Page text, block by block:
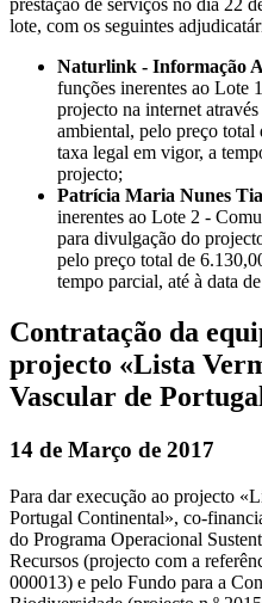
prestação de serviços no dia 22
lote, com os seguintes
Naturlink - Informação
funções inerentes ao Lote
projecto na internet
ambiental, pelo preço
taxa legal em vigor, a
projecto;
Patrícia Maria Nunes
inerentes ao Lote 2 -
para divulgação do
pelo preço total de
tempo parcial, até à data
Contratação da
projecto «Lista
Vascular de
14 de Março de 2017
Para dar execução ao projecto
Portugal Continental», co-
do Programa Operacional
Recursos (projecto com a
000013) e pelo Fundo para a